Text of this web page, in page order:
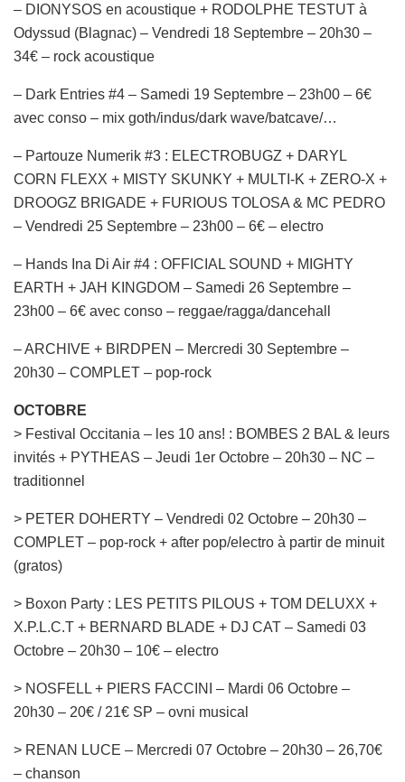
– DIONYSOS en acoustique + RODOLPHE TESTUT à
Odyssud (Blagnac) – Vendredi 18 Septembre – 20h30 –
34€ – rock acoustique
– Dark Entries #4 – Samedi 19 Septembre – 23h00 – 6€
avec conso – mix goth/indus/dark wave/batcave/…
– Partouze Numerik #3 : ELECTROBUGZ + DARYL
CORN FLEXX + MISTY SKUNKY + MULTI-K + ZERO-X +
DROOGZ BRIGADE + FURIOUS TOLOSA & MC PEDRO
– Vendredi 25 Septembre – 23h00 – 6€ – electro
– Hands Ina Di Air #4 : OFFICIAL SOUND + MIGHTY
EARTH + JAH KINGDOM – Samedi 26 Septembre –
23h00 – 6€ avec conso – reggae/ragga/dancehall
– ARCHIVE + BIRDPEN – Mercredi 30 Septembre –
20h30 – COMPLET – pop-rock
OCTOBRE
> Festival Occitania – les 10 ans! : BOMBES 2 BAL & leurs
invités + PYTHEAS – Jeudi 1er Octobre – 20h30 – NC –
traditionnel
> PETER DOHERTY – Vendredi 02 Octobre – 20h30 –
COMPLET – pop-rock + after pop/electro à partir de minuit
(gratos)
> Boxon Party : LES PETITS PILOUS + TOM DELUXX +
X.P.L.C.T + BERNARD BLADE + DJ CAT – Samedi 03
Octobre – 20h30 – 10€ – electro
> NOSFELL + PIERS FACCINI – Mardi 06 Octobre –
20h30 – 20€ / 21€ SP – ovni musical
> RENAN LUCE – Mercredi 07 Octobre – 20h30 – 26,70€
– chanson